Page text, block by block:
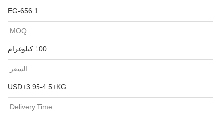
EG-656.1
MOQ:
100 كيلوغرام
السعر:
USD+3.95-4.5+KG
Delivery Time: